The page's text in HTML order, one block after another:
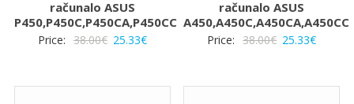
računalo ASUS
P450,P450C,P450CA,P450CC
Price: 38.00€ Izvorna
25.33€Trenutna
računalo ASUS
A450,A450C,A450CA,A450CC
Price: 38.00€ Izvorna
25.33€